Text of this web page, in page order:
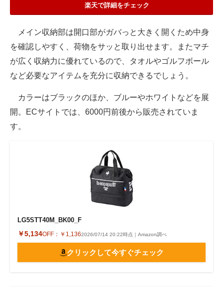
楽天で詳細をチェック
メイン収納部は開口部がガバっと大きく開くため中身
を確認しやすく、荷物をサッと取り出せます。またマチ
が広く収納力に優れているので、タオルやゴルフボール
など必要なアイテムを充分に収納できるでしょう。
カラーはブラックのほか、ブルーやホワイトなどを展
開。ECサイトでは、6000円前後から販売されていま
す。
LG5STT40M_BK00_F
￥5,134OFF： ￥1,1362026/07/14 20:22時点｜Amazon調べ
クリックして今すぐチェック